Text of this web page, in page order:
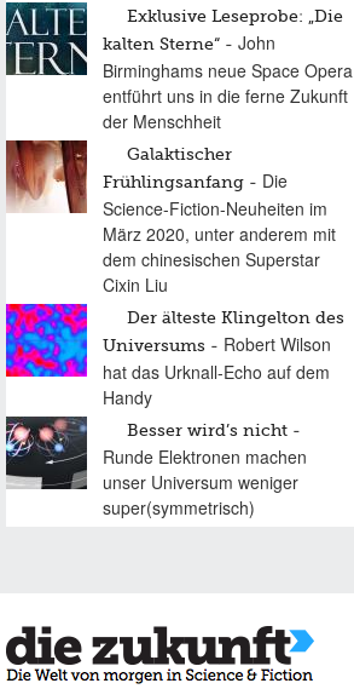
Exklusive Leseprobe: „Die
kalten Sterne“
John
Birminghams neue Space Opera
entführt uns in die ferne Zukunft
der Menschheit
Galaktischer
Frühlingsanfang
Die
Science-Fiction-Neuheiten im
März 2020, unter anderem mit
dem chinesischen Superstar
Cixin Liu
Der älteste Klingelton des
Universums
Robert Wilson
hat das Urknall-Echo auf dem
Handy
Besser wird’s nicht
Runde Elektronen machen
unser Universum weniger
super(symmetrisch)